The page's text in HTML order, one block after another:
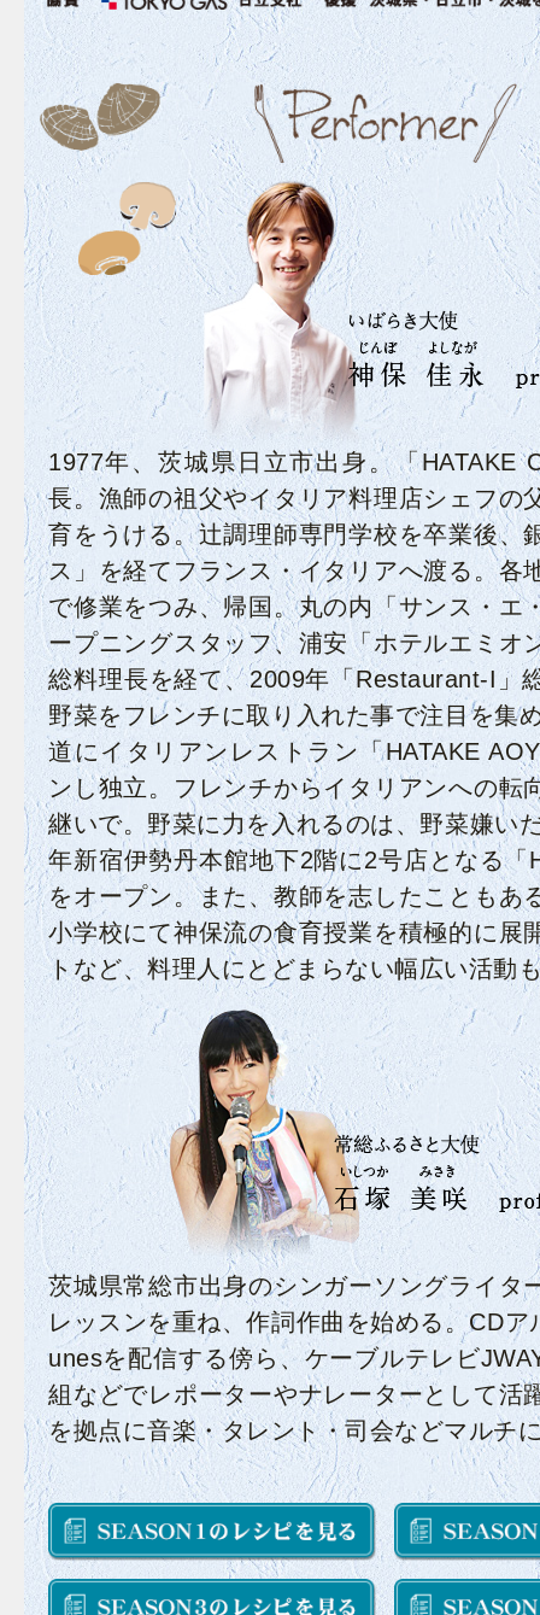
1977年、茨城県日立市出身。「HATAKE
長。漁師の祖父やイタリア料理店シェフの
育をうける。辻調理師専門学校を卒業後、
ス」を経てフランス・イタリアへ渡る。各
で修業をつみ、帰国。丸の内「サンス・エ
ープニングスタッフ、浦安「ホテルエミオ
総料理長を経て、2009年「Restaurant-I」
野菜をフレンチに取り入れた事で注目を集
道にイタリアンレストラン「HATAKE
ンし独立。フレンチからイタリアンへの転
継いで。野菜に力を入れるのは、野菜嫌い
年新宿伊勢丹本館地下2階に2号店となる「
をオープン。また、教師を志したこともあ
小学校にて神保流の食育授業を積極的に展
トなど、料理人にとどまらない幅広い活動
茨城県常総市出身のシンガーソングライタ
レッスンを重ね、作詞作曲を始める。CDア
unesを配信する傍ら、ケーブルテレビ
組などでレポーターやナレーターとして活
を拠点に音楽・タレント・司会などマルチ